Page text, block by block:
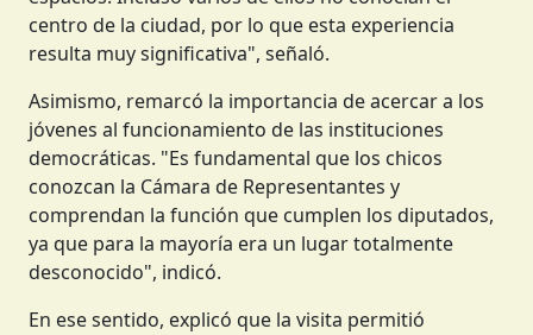
centro de la ciudad, por lo que esta experiencia
resulta muy significativa", señaló.
Asimismo, remarcó la importancia de acercar a los
jóvenes al funcionamiento de las instituciones
democráticas. "Es fundamental que los chicos
conozcan la Cámara de Representantes y
comprendan la función que cumplen los diputados,
ya que para la mayoría era un lugar totalmente
desconocido", indicó.
En ese sentido, explicó que la visita permitió